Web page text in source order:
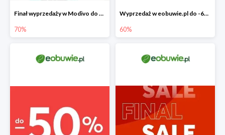
Finał wyprzedaży w Modivo do -70%
70%
Wyprzedaż w eobuwie.pl do -60%
60%